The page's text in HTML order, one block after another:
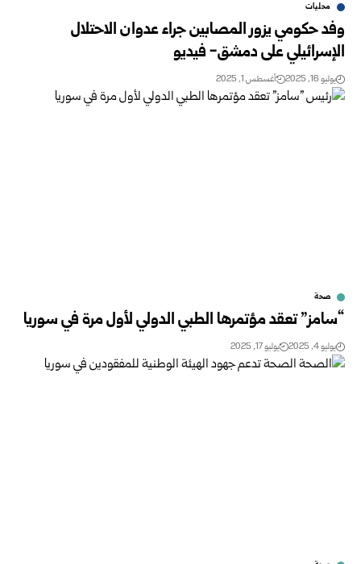
محليات
وفد حكومي يزور المصابين جراء عدوان الاحتلال
الإسرائيلي على دمشق- فيديو
يوليو 16, 2025 أغسطس 1, 2025
صحة
“سامز” تعقد مؤتمرها الطبي الدولي لأول مرة في سوريا
يوليو 4, 2025 يوليو 17, 2025